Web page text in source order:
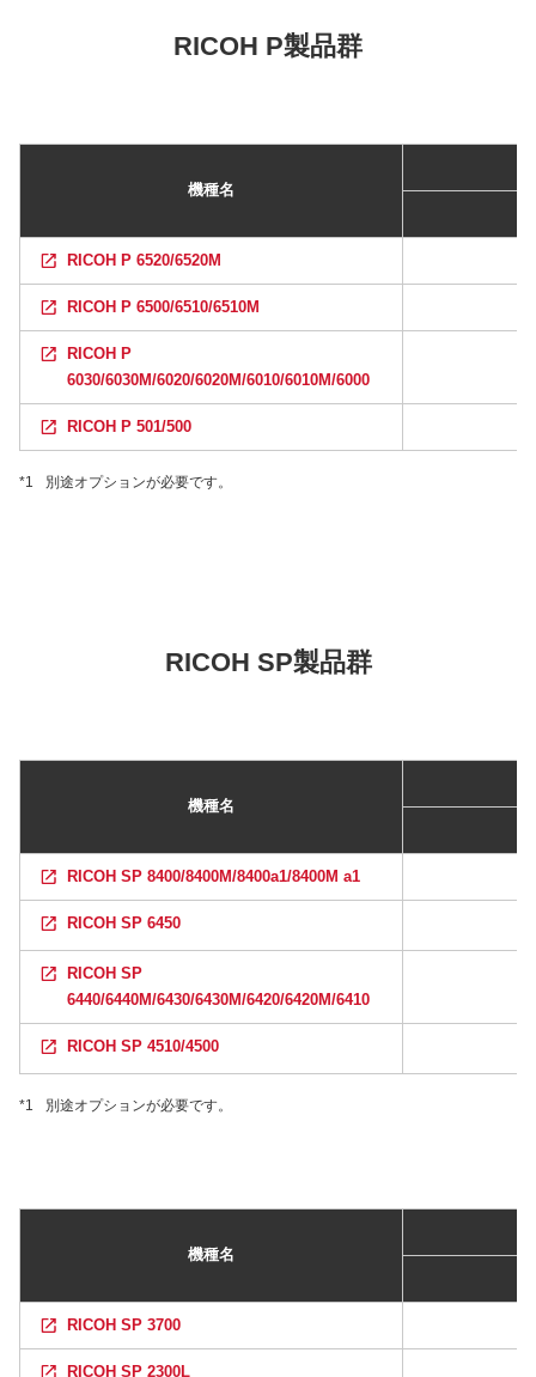
RICOH P製品群
機種名
RICOH P 6520/6520M
RICOH P 6500/6510/6510M
RICOH P
6030/6030M/6020/6020M/6010/6010M/6000
RICOH P 501/500
*1 別途オプションが必要です。
RICOH SP製品群
機種名
RICOH SP 8400/8400M/8400a1/8400M a1
RICOH SP 6450
RICOH SP
6440/6440M/6430/6430M/6420/6420M/6410
RICOH SP 4510/4500
*1 別途オプションが必要です。
機種名
RICOH SP 3700
RICOH SP 2300L